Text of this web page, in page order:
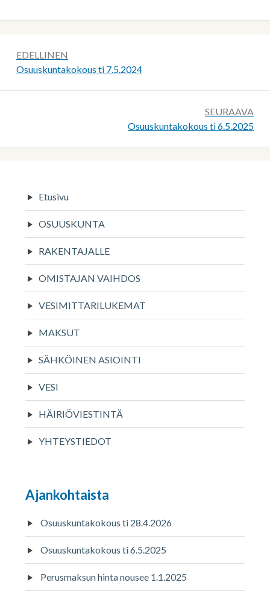
selaus
EDELLINEN
Edellinen:
Osuuskuntakokous ti 7.5.2024
SEURAAVA
Seuraava:
Osuuskuntakokous ti 6.5.2025
Etusivu
OSUUSKUNTA
RAKENTAJALLE
OMISTAJAN VAIHDOS
VESIMITTARILUKEMAT
MAKSUT
SÄHKÖINEN ASIOINTI
VESI
HÄIRIÖVIESTINTÄ
YHTEYSTIEDOT
Ajankohtaista
Osuuskuntakokous ti 28.4.2026
Osuuskuntakokous ti 6.5.2025
Perusmaksun hinta nousee 1.1.2025